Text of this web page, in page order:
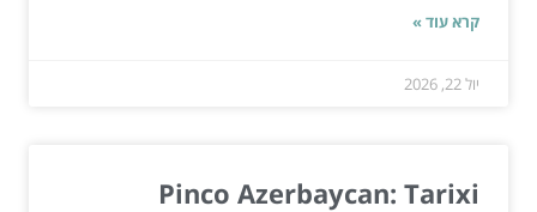
קרא עוד »
יול 22, 2026
Pinco Azerbaycan: Tarixi